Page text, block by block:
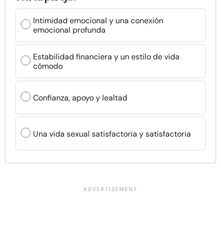
Intimidad emocional y una conexión
emocional profunda
Estabilidad financiera y un estilo de vida
cómodo
Confianza, apoyo y lealtad
Una vida sexual satisfactoria y satisfactoria